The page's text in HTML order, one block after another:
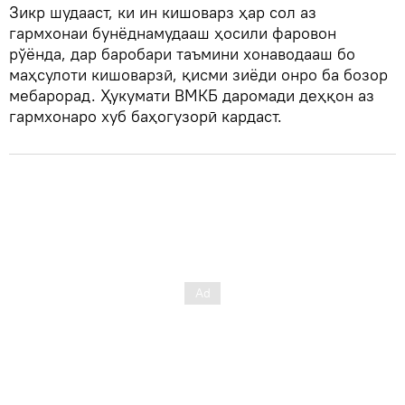
Зикр шудааст, ки ин кишоварз ҳар сол аз
гармхонаи бунёднамудааш ҳосили фаровон
рўёнда, дар баробари таъмини хонаводааш бо
маҳсулоти кишоварзӣ, қисми зиёди онро ба бозор
мебарорад. Ҳукумати ВМКБ даромади деҳқон аз
гармхонаро хуб баҳогузорӣ кардаст.